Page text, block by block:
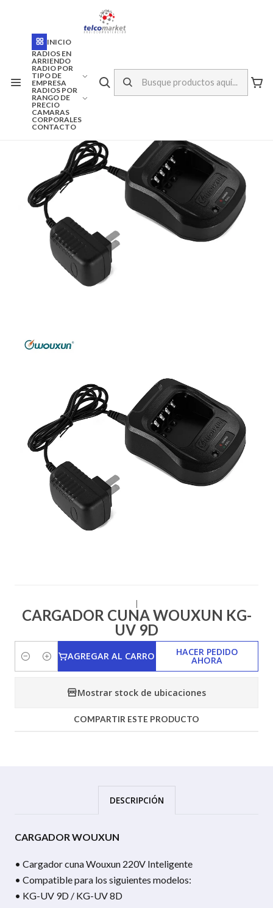
INICIO
RADIOS EN
ARRIENDO
RADIO POR
TIPO DE
EMPRESA
RADIOS POR
RANGO DE
PRECIO
CAMARAS
CORPORALES
CONTACTO
ENVÍO A TODO CHILE
Inicio Marcas
WOUXUN
CARGADOR CUNA WOUXUN KG-UV 9D
CARGADOR CUNA WOUXUN KG-
UV 9D
Cantidad
AGREGAR AL CARRO HACER PEDIDO
AHORA
Mostrar stock de ubicaciones
COMPARTIR ESTE PRODUCTO
DESCRIPCIÓN
CARGADOR WOUXUN
• Cargador cuna Wouxun 220V Inteligente
• Compatible para los siguientes modelos:
• KG-UV 9D / KG-UV 8D